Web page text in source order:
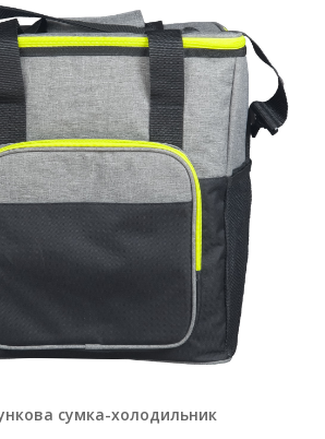
сумка-холодильник